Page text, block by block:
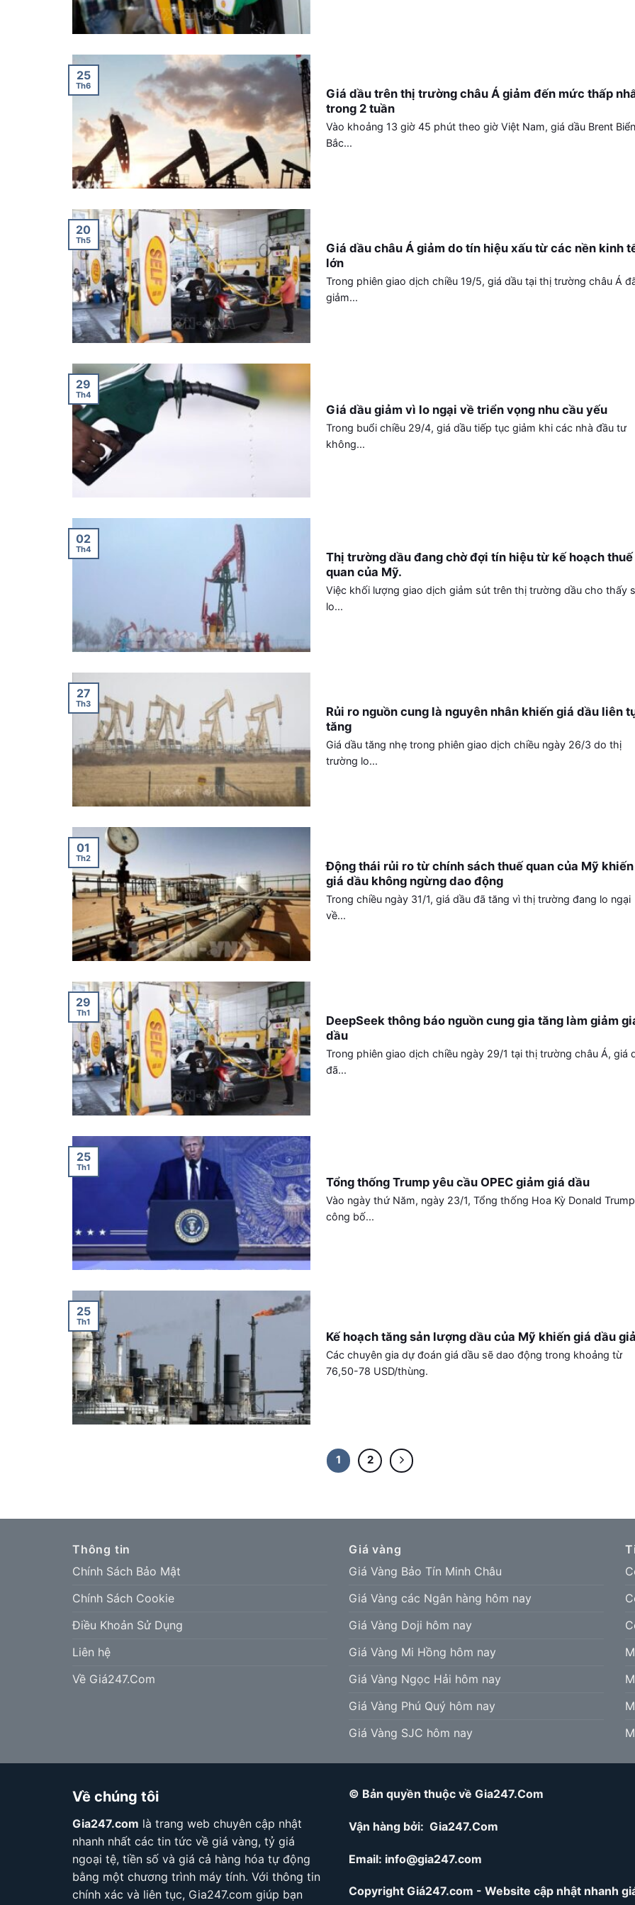
Giá dầu trên thị trường châu Á giảm đến mức thấp
trong 2 tuần
Vào khoảng 13 giờ 45 phút theo giờ Việt Nam, giá dầu Brent Biển
Bắc...
25
Th6
Giá dầu châu Á giảm do tín hiệu xấu từ các nền kinh
lớn
Trong phiên giao dịch chiều 19/5, giá dầu tại thị trường châu Á
giảm...
20
Th5
Giá dầu giảm vì lo ngại về triển vọng nhu cầu yếu
Trong buổi chiều 29/4, giá dầu tiếp tục giảm khi các nhà đầu tư
không...
29
Th4
Thị trường dầu đang chờ đợi tín hiệu từ kế hoạch thuế
quan của Mỹ.
Việc khối lượng giao dịch giảm sút trên thị trường dầu cho thấy
lo...
02
Th4
Rủi ro nguồn cung là nguyên nhân khiến giá dầu liên
tăng
Giá dầu tăng nhẹ trong phiên giao dịch chiều ngày 26/3 do thị
trường lo...
27
Th3
Động thái rủi ro từ chính sách thuế quan của Mỹ khiến
giá dầu không ngừng dao động
Trong chiều ngày 31/1, giá dầu đã tăng vì thị trường đang lo ngại
về...
01
Th2
DeepSeek thông báo nguồn cung gia tăng làm giảm
dầu
Trong phiên giao dịch chiều ngày 29/1 tại thị trường châu Á, giá
đã...
29
Th1
Tổng thống Trump yêu cầu OPEC giảm giá dầu
Vào ngày thứ Năm, ngày 23/1, Tổng thống Hoa Kỳ Donald
công bố...
25
Th1
Kế hoạch tăng sản lượng dầu của Mỹ khiến giá dầu
Các chuyên gia dự đoán giá dầu sẽ dao động trong khoảng từ
76,50-78 USD/thùng.
25
Th1
1 2
Thông tin
Chính Sách Bảo Mật
Chính Sách Cookie
Điều Khoản Sử Dụng
Liên hệ
Về Giá247.Com
Giá vàng
Giá Vàng Bảo Tín Minh Châu
Giá Vàng các Ngân hàng hôm nay
Giá Vàng Doji hôm nay
Giá Vàng Mi Hồng hôm nay
Giá Vàng Ngọc Hải hôm nay
Giá Vàng Phú Quý hôm nay
Giá Vàng SJC hôm nay
Về chúng tôi
Gia247.com là trang web chuyên cập nhật
nhanh nhất các tin tức về giá vàng, tỷ giá
ngoại tệ, tiền số và giá cả hàng hóa tự động
bằng một chương trình máy tính. Với thông tin
chính xác và liên tục, Gia247.com giúp bạn
© Bản quyền thuộc về Gia247.Com
Vận hàng bởi: Gia247.Com
Email: info@gia247.com
Copyright Giá247.com - Website cập nhật nhanh